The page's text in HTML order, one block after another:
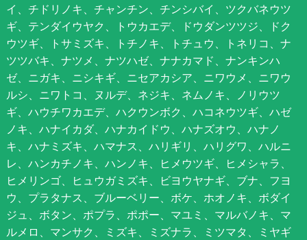
イ、チドリノキ、チャンチン、チンシバイ、ツクバネウツ
ギ、テンダイウヤク、トウカエデ、ドウダンツツジ、ドク
ウツギ、トサミズキ、トチノキ、トチュウ、トネリコ、ナ
ツツバキ、ナツメ、ナツハゼ、ナナカマド、ナンキンハ
ゼ、ニガキ、ニシキギ、ニセアカシア、ニワウメ、ニワウ
ルシ、ニワトコ、ヌルデ、ネジキ、ネムノキ、ノリウツ
ギ、ハウチワカエデ、ハクウンボク、ハコネウツギ、ハゼ
ノキ、ハナイカダ、ハナカイドウ、ハナズオウ、ハナノ
キ、ハナミズキ、ハマナス、ハリギリ、ハリグワ、ハルニ
レ、ハンカチノキ、ハンノキ、ヒメウツギ、ヒメシャラ、
ヒメリンゴ、ヒュウガミズキ、ビヨウヤナギ、ブナ、フヨ
ウ、プラタナス、ブルーベリー、ボケ、ホオノキ、ボダイ
ジュ、ボタン、ポプラ、ポポー、マユミ、マルバノキ、マ
ルメロ、マンサク、ミズキ、ミズナラ、ミツマタ、ミヤギ